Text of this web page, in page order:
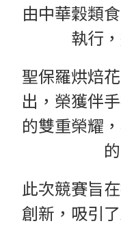
由中華穀類
執行
聖保羅烘焙
出，榮獲伴
的雙重榮耀
此次競賽旨
創新，吸引